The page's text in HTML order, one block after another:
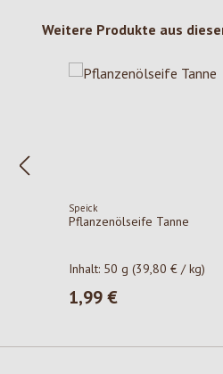
Produktgalerie überspringen
Weitere Produkte aus
Speick
Pflanzenölseife Tanne
Inhalt: 50 g(39,80 € / kg)
Regulärer Preis:
1,99 €